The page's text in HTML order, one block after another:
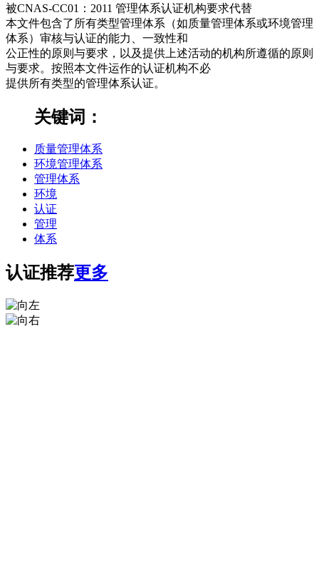
被CNAS-CC01：2011 管理体系认证机构要求代替
本文件包含了所有类型管理体系（如质量管理体系或环境管理
体系）审核与认证的能力、一致性和
公正性的原则与要求，以及提供上述活动的机构所遵循的原则
与要求。按照本文件运作的认证机构不必
提供所有类型的管理体系认证。
关键词：
质量管理体系
环境管理体系
管理体系
环境
认证
管理
体系
认证推荐更多